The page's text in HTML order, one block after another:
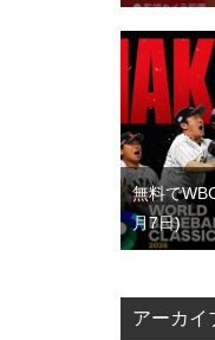
無料で
月7日
アーカイ